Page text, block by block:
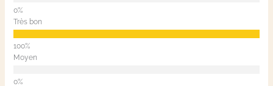
Très bon
Moyen